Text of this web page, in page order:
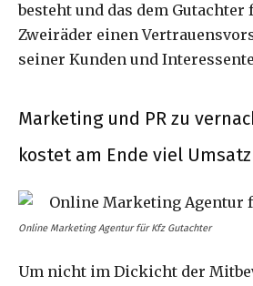
besteht und das dem Gutachter
Zweiräder einen
seiner Kunden und
Marketing und PR zu
kostet am Ende viel Umsatz
Online Marketing Agentur für Kfz Gutachter
Um nicht im Dickicht der